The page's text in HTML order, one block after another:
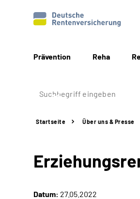
Prävention Reha
Startseite Über uns & Presse
Datum: 27.05.2022